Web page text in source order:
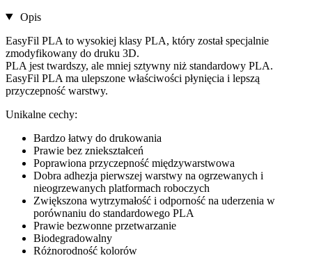
Opis
EasyFil PLA to wysokiej klasy PLA, który został specjalnie
zmodyfikowany do druku 3D.
PLA jest twardszy, ale mniej sztywny niż standardowy PLA.
EasyFil PLA ma ulepszone właściwości płynięcia i lepszą
przyczepność warstwy.
Unikalne cechy:
Bardzo łatwy do drukowania
Prawie bez zniekształceń
Poprawiona przyczepność międzywarstwowa
Dobra adhezja pierwszej warstwy na ogrzewanych i
nieogrzewanych platformach roboczych
Zwiększona wytrzymałość i odporność na uderzenia w
porównaniu do standardowego PLA
Prawie bezwonne przetwarzanie
Biodegradowalny
Różnorodność kolorów